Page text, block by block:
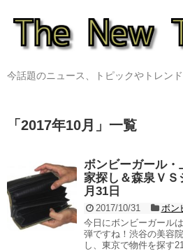
今話題のニュース、トピックやトレン
「 2017年10月 」 一覧
ボンビーガール
家探し＆森泉ＶＳ
月31日
2017/10/31
ボン
今日にボンビーガール
弾ですね！渋谷の美容
し、東京で物件を探す